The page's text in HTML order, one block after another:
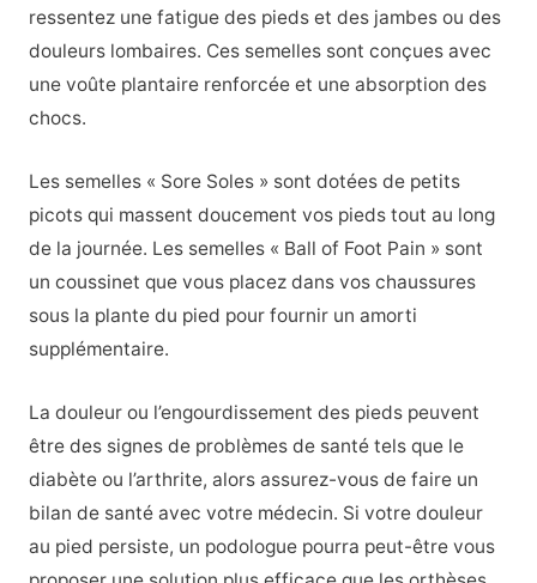
ressentez une fatigue des pieds et des jambes ou des
douleurs lombaires. Ces semelles sont conçues avec
une voûte plantaire renforcée et une absorption des
chocs.
Les semelles « Sore Soles » sont dotées de petits
picots qui massent doucement vos pieds tout au long
de la journée. Les semelles « Ball of Foot Pain » sont
un coussinet que vous placez dans vos chaussures
sous la plante du pied pour fournir un amorti
supplémentaire.
La douleur ou l’engourdissement des pieds peuvent
être des signes de problèmes de santé tels que le
diabète ou l’arthrite, alors assurez-vous de faire un
bilan de santé avec votre médecin. Si votre douleur
au pied persiste, un podologue pourra peut-être vous